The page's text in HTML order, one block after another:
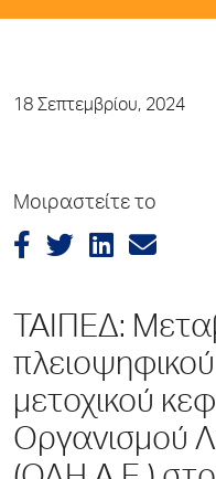
18 Σεπτεμβρίου, 2024
Μοιραστείτε το
ΤΑΙΠΕΔ:
μετοχικού
Οργανισμού